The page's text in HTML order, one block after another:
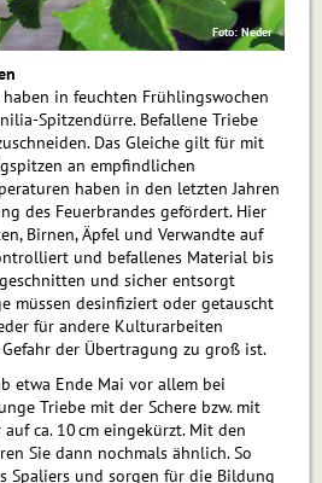
Foto: Neder
in feuchten Frühlingswochen
Spitzendürre. Befallene Triebe
Das Gleiche gilt für mit
an empfindlichen
haben in den letzten Jahren
des Feuerbrandes gefördert. Hier
Birnen, Äpfel und Verwandte auf
und befallenes Material bis
und sicher entsorgt
müssen desinfiziert oder getauscht
für andere Kulturarbeiten
der Übertragung zu groß ist.
etwa Ende Mai vor allem bei
Triebe mit der Schere bzw. mit
ca. 10 cm eingekürzt. Mit den
Sie dann nochmals ähnlich. So
Spaliers und sorgen für die Bildung